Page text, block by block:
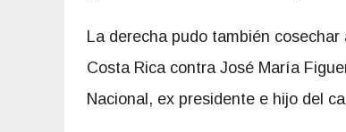
La derecha pudo también
Costa Rica contra José María
Nacional, ex presidente e hijo del